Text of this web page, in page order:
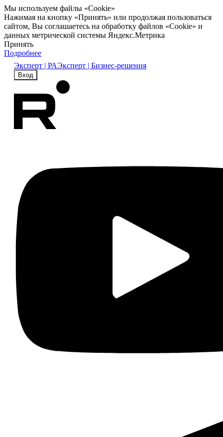
Мы используем файлы «Cookie»
Нажимая на кнопку «Принять» или продолжая пользоваться
сайтом, Вы соглашаетесь на обработку файлов «Cookie» и
данных метрической системы Яндекс.Метрика
Принять
Подробнее
Эксперт | РАЭксперт | Бизнес-решения
Вход